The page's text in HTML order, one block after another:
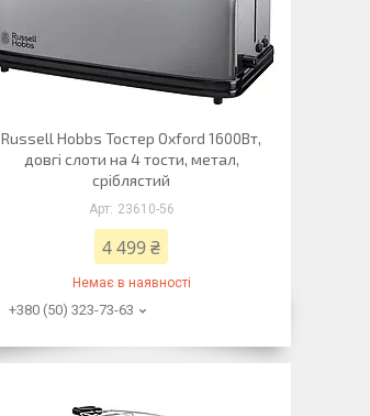
Russell Hobbs Тостер Oxford 1600Вт,
довгі слоти на 4 тости, метал,
сріблястий
23610-56
4 499 ₴
Немає в наявності
+380 (50) 323-73-63